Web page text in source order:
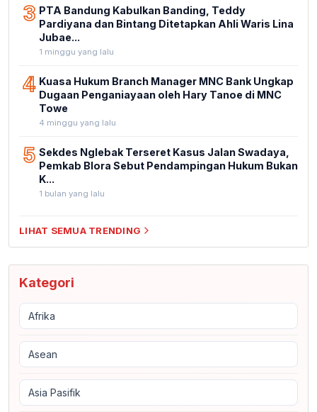
3 PTA Bandung Kabulkan Banding, Teddy
Pardiyana dan Bintang Ditetapkan Ahli Waris Lina
Jubae...
1 minggu yang lalu
4 Kuasa Hukum Branch Manager MNC Bank Ungkap
Dugaan Penganiayaan oleh Hary Tanoe di MNC
Towe
4 minggu yang lalu
5 Sekdes Nglebak Terseret Kasus Jalan Swadaya,
Pemkab Blora Sebut Pendampingan Hukum Bukan
K...
1 bulan yang lalu
LIHAT SEMUA TRENDING
Kategori
Afrika
Asean
Asia Pasifik